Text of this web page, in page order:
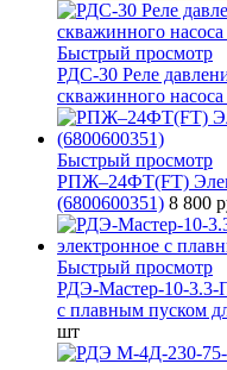
Быстрый просмотр
РДС-30 Реле
скважинного
Быстрый просмотр
РПЖ–24ФТ(FT)
(6800600351) 8 800
Быстрый просмотр
РДЭ-Мастер-10-3.3-
с плавным пуском
шт